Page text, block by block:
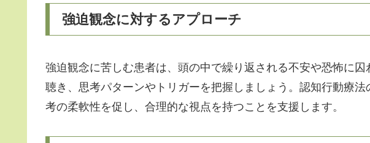
強迫観念に対するアプローチ
強迫観念に苦しむ患者は、頭の中で繰り返される不安や恐怖に
聴き、思考パターンやトリガーを把握しましょう。認知行動療
考の柔軟性を促し、合理的な視点を持つことを支援します。